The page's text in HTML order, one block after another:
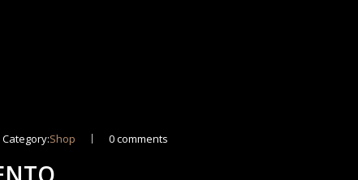
Category:Shop 0 comments